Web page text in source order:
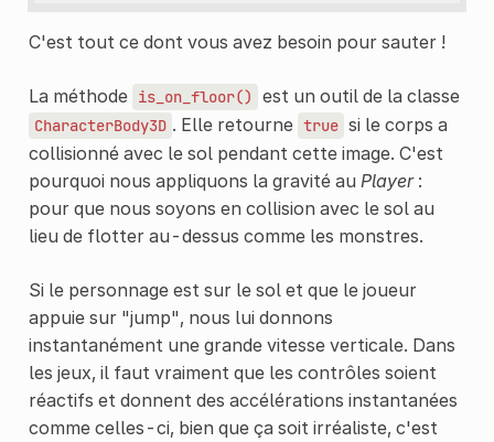
C'est tout ce dont vous avez besoin pour sauter !
La méthode is_on_floor() est un outil de la classe
CharacterBody3D . Elle retourne true si le corps a
collisionné avec le sol pendant cette image. C'est
pourquoi nous appliquons la gravité au Player:
pour que nous soyons en collision avec le sol au
lieu de flotter au-dessus comme les monstres.
Si le personnage est sur le sol et que le joueur
appuie sur "jump", nous lui donnons
instantanément une grande vitesse verticale. Dans
les jeux, il faut vraiment que les contrôles soient
réactifs et donnent des accélérations instantanées
comme celles-ci, bien que ça soit irréaliste, c'est